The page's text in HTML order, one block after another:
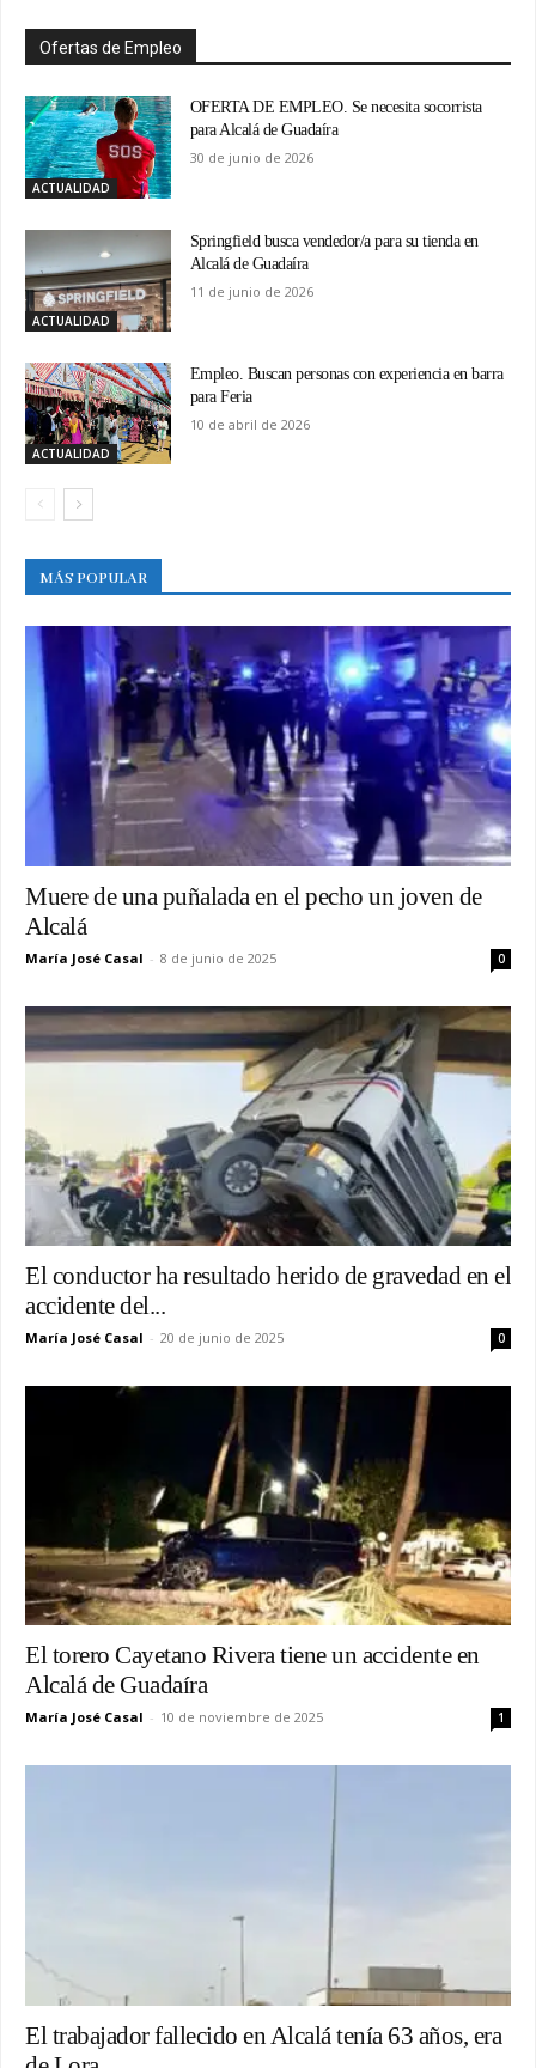
Ofertas de Empleo
ACTUALIDAD
OFERTA DE EMPLEO. Se necesita socorrista
para Alcalá de Guadaíra
30 de junio de 2026
ACTUALIDAD
Springfield busca vendedor/a para su tienda en
Alcalá de Guadaíra
11 de junio de 2026
ACTUALIDAD
Empleo. Buscan personas con experiencia en barra
para Feria
10 de abril de 2026
MÁS POPULAR
Muere de una puñalada en el pecho un joven de
Alcalá
María José Casal - 8 de junio de 2025 0
El conductor ha resultado herido de gravedad en el
accidente del...
María José Casal - 20 de junio de 2025 0
El torero Cayetano Rivera tiene un accidente en
Alcalá de Guadaíra
María José Casal - 10 de noviembre de 2025 1
El trabajador fallecido en Alcalá tenía 63 años, era